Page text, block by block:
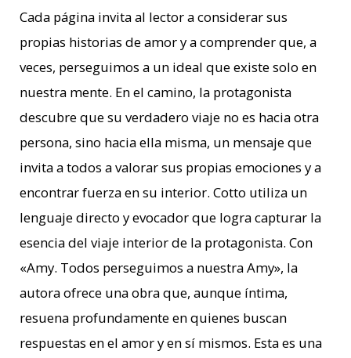
Cada página invita al lector a considerar sus
propias historias de amor y a comprender que, a
veces, perseguimos a un ideal que existe solo en
nuestra mente. En el camino, la protagonista
descubre que su verdadero viaje no es hacia otra
persona, sino hacia ella misma, un mensaje que
invita a todos a valorar sus propias emociones y a
encontrar fuerza en su interior. Cotto utiliza un
lenguaje directo y evocador que logra capturar la
esencia del viaje interior de la protagonista. Con
«Amy. Todos perseguimos a nuestra Amy», la
autora ofrece una obra que, aunque íntima,
resuena profundamente en quienes buscan
respuestas en el amor y en sí mismos. Esta es una